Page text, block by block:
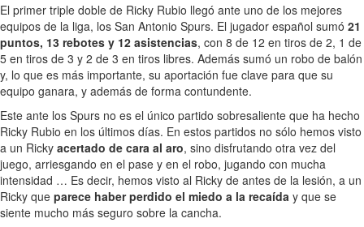
El primer triple doble de Ricky Rubio llegó ante uno de los mejores
equipos de la liga, los San Antonio Spurs. El jugador español sumó 21
puntos, 13 rebotes y 12 asistencias, con 8 de 12 en tiros de 2, 1 de
5 en tiros de 3 y 2 de 3 en tiros libres. Además sumó un robo de balón
y, lo que es más importante, su aportación fue clave para que su
equipo ganara, y además de forma contundente.
Este ante los Spurs no es el único partido sobresaliente que ha hecho
Ricky Rubio en los últimos días. En estos partidos no sólo hemos visto
a un Ricky acertado de cara al aro, sino disfrutando otra vez del
juego, arriesgando en el pase y en el robo, jugando con mucha
intensidad … Es decir, hemos visto al Ricky de antes de la lesión, a un
Ricky que parece haber perdido el miedo a la recaída y que se
siente mucho más seguro sobre la cancha.